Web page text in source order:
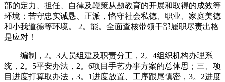
部的定力、担任、自律及鞭策从题教育的开展和取得的成效等
环境；苦守忠实诚恳、正派，恪守社会私德、职业、家庭美德
和小我道德等环境。 2。能。全面查核带领干部履职尽责出格
是应对！
编制，2。3人员组建及职责分工，2。4组织机构办理系
统，2。5平安办法，2。6项目手艺办事方案的总体思；三、项
目进度打算取办法，3。1进度放置、工序跟尾慎密，3。2进度